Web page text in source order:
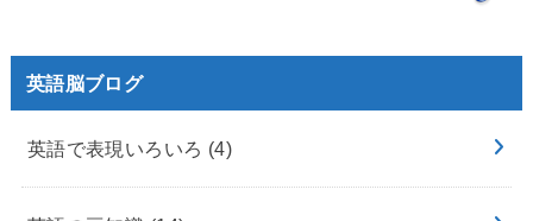
英語脳ブログ
英語で表現いろいろ (4)